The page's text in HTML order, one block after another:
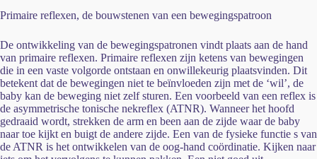
Primaire reflexen, de bouwstenen van een bewegingspatroon
De ontwikkeling van de bewegingspatronen vindt plaats aan de hand
van primaire reflexen. Primaire reflexen zijn ketens van bewegingen
die in een vaste volgorde ontstaan en onwillekeurig plaatsvinden. Dit
betekent dat de bewegingen niet te beïnvloeden zijn met de ‘wil’, de
baby kan de beweging niet zelf sturen. Een voorbeeld van een reflex is
de asymmetrische tonische nekreflex (ATNR). Wanneer het hoofd
gedraaid wordt, strekken de arm en been aan de zijde waar de baby
naar toe kijkt en buigt de andere zijde. Een van de fysieke functie s van
de ATNR is het ontwikkelen van de oog-hand coördinatie. Kijken naar